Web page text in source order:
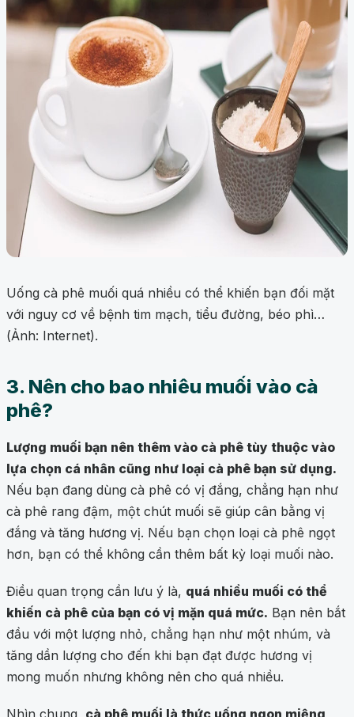
Uống cà phê muối quá nhiều có thể khiến bạn đối mặt
với nguy cơ về bệnh tim mạch, tiểu đường, béo phì…
(Ảnh: Internet).
3. Nên cho bao nhiêu muối vào cà
phê?
Lượng muối bạn nên thêm vào cà phê tùy thuộc vào
lựa chọn cá nhân cũng như loại cà phê bạn sử dụng.
Nếu bạn đang dùng cà phê có vị đắng, chẳng hạn như
cà phê rang đậm, một chút muối sẽ giúp cân bằng vị
đắng và tăng hương vị. Nếu bạn chọn loại cà phê ngọt
hơn, bạn có thể không cần thêm bất kỳ loại muối nào.
Điều quan trọng cần lưu ý là, quá nhiều muối có thể
khiến cà phê của bạn có vị mặn quá mức. Bạn nên bắt
đầu với một lượng nhỏ, chẳng hạn như một nhúm, và
tăng dần lượng cho đến khi bạn đạt được hương vị
mong muốn nhưng không nên cho quá nhiều.